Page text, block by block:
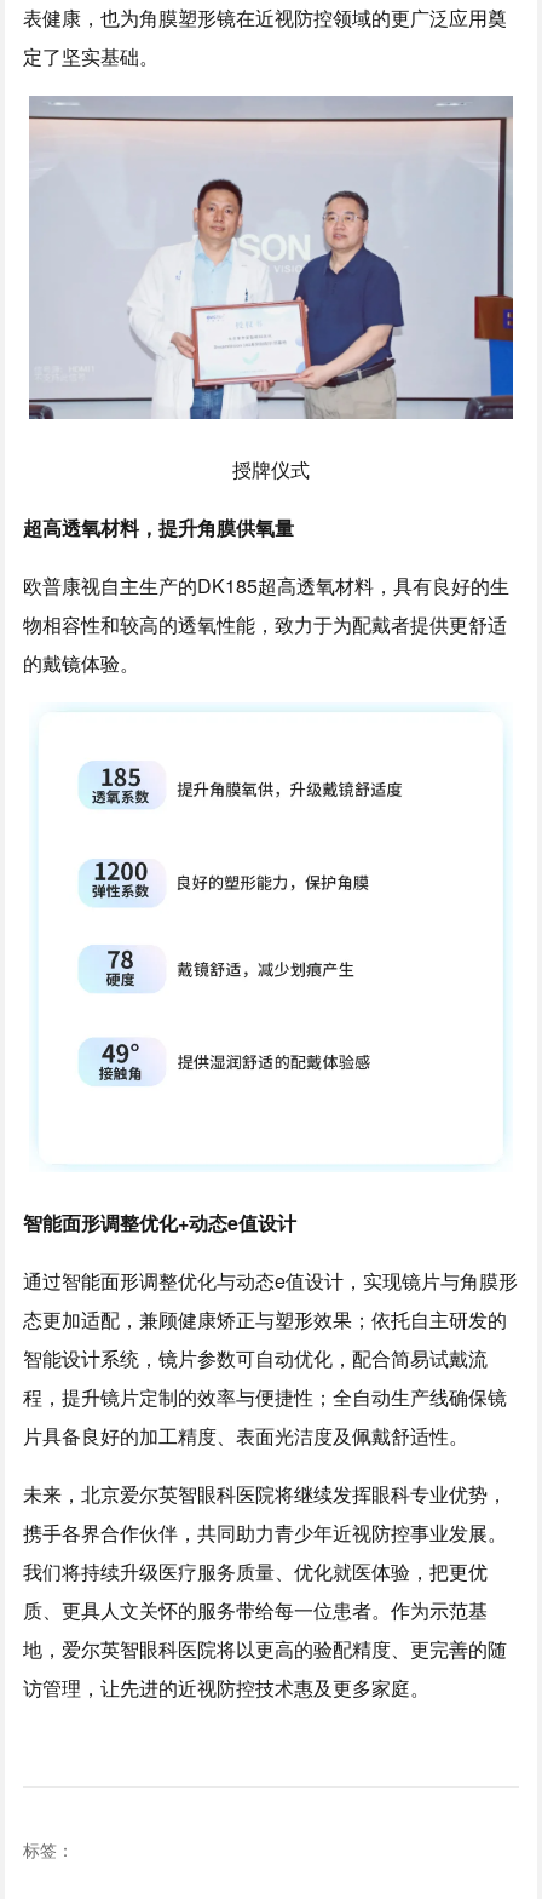
表健康，也为角膜塑形镜在近视防控领域的更广泛应用奠
定了坚实基础。
授牌仪式
超高透氧材料，提升角膜供氧量
欧普康视自主生产的DK185超高透氧材料，具有良好的生
物相容性和较高的透氧性能，致力于为配戴者提供更舒适
的戴镜体验。
智能面形调整优化+动态e值设计
通过智能面形调整优化与动态e值设计，实现镜片与角膜形
态更加适配，兼顾健康矫正与塑形效果；依托自主研发的
智能设计系统，镜片参数可自动优化，配合简易试戴流
程，提升镜片定制的效率与便捷性；全自动生产线确保镜
片具备良好的加工精度、表面光洁度及佩戴舒适性。
未来，北京爱尔英智眼科医院将继续发挥眼科专业优势，
携手各界合作伙伴，共同助力青少年近视防控事业发展。
我们将持续升级医疗服务质量、优化就医体验，把更优
质、更具人文关怀的服务带给每一位患者。作为示范基
地，爱尔英智眼科医院将以更高的验配精度、更完善的随
访管理，让先进的近视防控技术惠及更多家庭。
标签：